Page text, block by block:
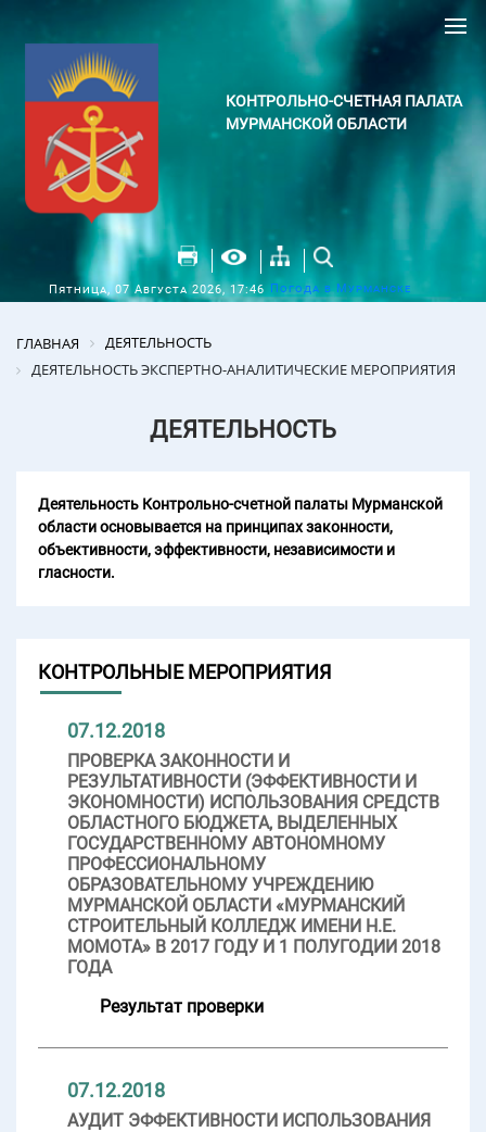
КОНТРОЛЬНО-СЧЕТНАЯ ПАЛАТА
МУРМАНСКОЙ ОБЛАСТИ
Пятница, 07 Августа 2026, 17:46 Погода в Мурманске
ГЛАВНАЯ
ДЕЯТЕЛЬНОСТЬ
ДЕЯТЕЛЬНОСТЬ ЭКСПЕРТНО-АНАЛИТИЧЕСКИЕ МЕРОПРИЯТИЯ
ДЕЯТЕЛЬНОСТЬ
Деятельность Контрольно-счетной палаты Мурманской
области основывается на принципах законности,
объективности, эффективности, независимости и
гласности.
КОНТРОЛЬНЫЕ МЕРОПРИЯТИЯ
07.12.2018
ПРОВЕРКА ЗАКОННОСТИ И
РЕЗУЛЬТАТИВНОСТИ (ЭФФЕКТИВНОСТИ И
ЭКОНОМНОСТИ) ИСПОЛЬЗОВАНИЯ СРЕДСТВ
ОБЛАСТНОГО БЮДЖЕТА, ВЫДЕЛЕННЫХ
ГОСУДАРСТВЕННОМУ АВТОНОМНОМУ
ПРОФЕССИОНАЛЬНОМУ
ОБРАЗОВАТЕЛЬНОМУ УЧРЕЖДЕНИЮ
МУРМАНСКОЙ ОБЛАСТИ «МУРМАНСКИЙ
СТРОИТЕЛЬНЫЙ КОЛЛЕДЖ ИМЕНИ Н.Е.
МОМОТА» В 2017 ГОДУ И 1 ПОЛУГОДИИ 2018
ГОДА
Результат проверки
07.12.2018
АУДИТ ЭФФЕКТИВНОСТИ ИСПОЛЬЗОВАНИЯ